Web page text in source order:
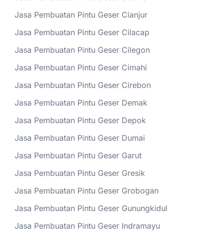
Jasa Pembuatan Pintu Geser Cianjur
Jasa Pembuatan Pintu Geser Cilacap
Jasa Pembuatan Pintu Geser Cilegon
Jasa Pembuatan Pintu Geser Cimahi
Jasa Pembuatan Pintu Geser Cirebon
Jasa Pembuatan Pintu Geser Demak
Jasa Pembuatan Pintu Geser Depok
Jasa Pembuatan Pintu Geser Dumai
Jasa Pembuatan Pintu Geser Garut
Jasa Pembuatan Pintu Geser Gresik
Jasa Pembuatan Pintu Geser Grobogan
Jasa Pembuatan Pintu Geser Gunungkidul
Jasa Pembuatan Pintu Geser Indramayu